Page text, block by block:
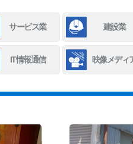
サービス業 建設業
IT情報通信 映像メディ